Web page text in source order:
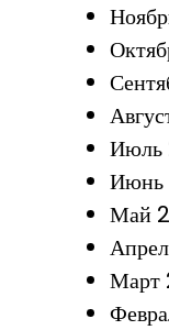
Июль
Июнь
Май
Март